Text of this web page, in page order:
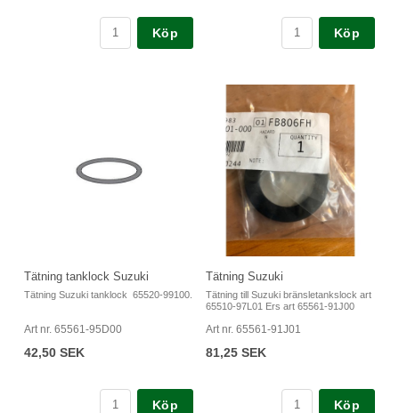
Köp Köp
Tätning tanklock Suzuki
Tätning Suzuki tanklock 65520-99100.
Art nr. 65561-95D00
42,50 SEK
Köp
Tätning Suzuki
Tätning till Suzuki bränsletankslock art
65510-97L01 Ers art 65561-91J00
Art nr. 65561-91J01
81,25 SEK
Köp